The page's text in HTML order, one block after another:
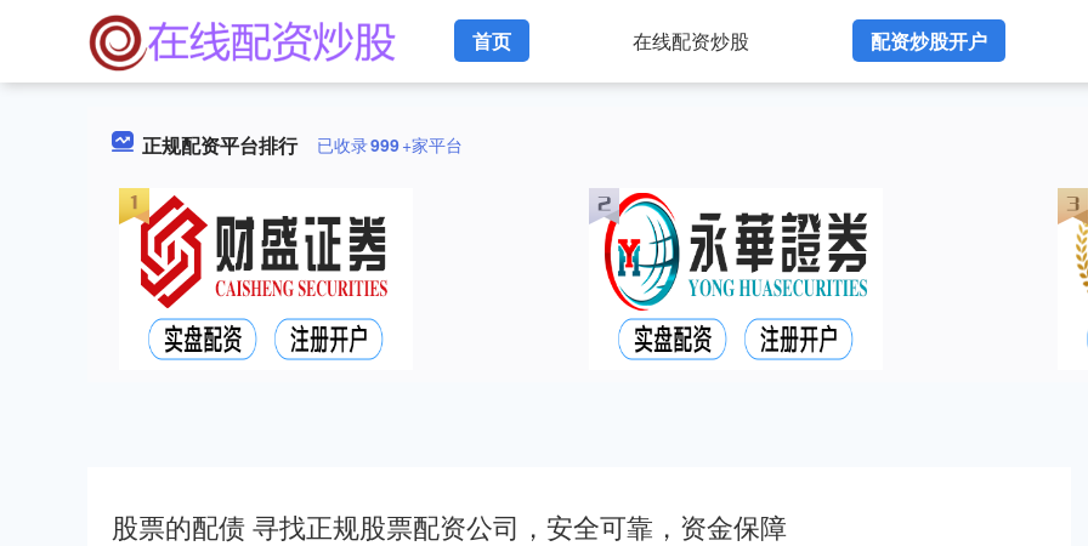
首页 在线配资炒股 配资炒股开户
正规配资平台排行 已收录999+家平台
股票的配债 寻找正规股票配资公司，安全可靠，资金保障